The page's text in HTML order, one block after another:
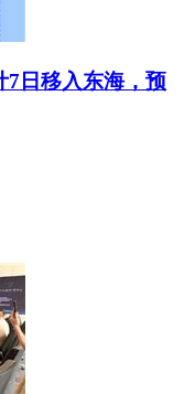
7日移入东海，预